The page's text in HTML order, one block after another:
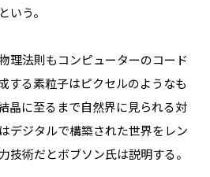
いう。
理法則もコンピューターのコード
する素粒子はピクセルのようなも
晶に至るまで自然界に見られる対
デジタルで構築された世界をレン
技術だとボブソン氏は説明する。